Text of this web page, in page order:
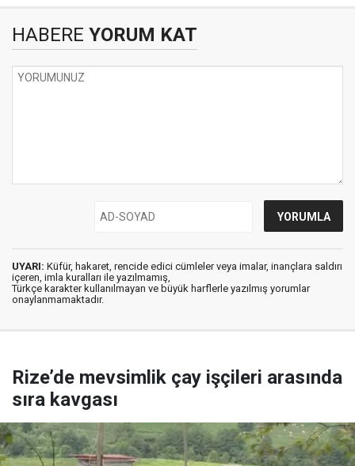
HABERE YORUM KAT
UYARI: Küfür, hakaret, rencide edici cümleler veya imalar, inançlara saldırı
içeren, imla kuralları ile yazılmamış,
Türkçe karakter kullanılmayan ve büyük harflerle yazılmış yorumlar
onaylanmamaktadır.
Rize’de mevsimlik çay işçileri arasında
sıra kavgası